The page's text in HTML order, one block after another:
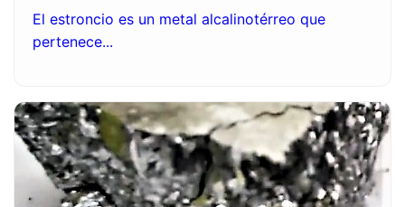
El estroncio es un metal alcalinotérreo que
pertenece...